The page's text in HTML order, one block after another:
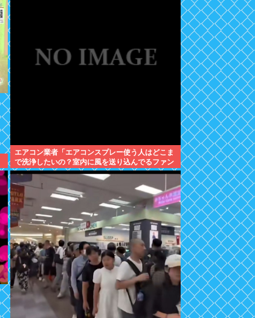
エアコン業者「エアコンスプレー使う人はどこま
で洗浄したいの？室内に風を送り込んでるファン
は汚いままですよ」331.5万バズ